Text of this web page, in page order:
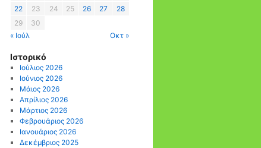
22
23 24 25 26 27
28
29
30
« Ιούλ
Οκτ »
Ιστορικό
Ιούλιος 2026
Ιούνιος 2026
Μάιος 2026
Απρίλιος 2026
Μάρτιος 2026
Φεβρουάριος 2026
Ιανουάριος 2026
Δεκέμβριος 2025